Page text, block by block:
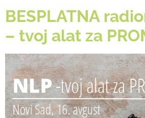
BESPLATNA
– tvoj alat za